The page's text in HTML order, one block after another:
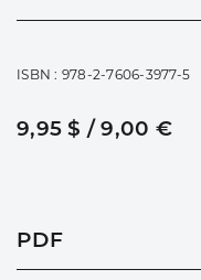
ISBN : 978-2-7606-3977-5
9,95 $ / 9,00 €
PDF